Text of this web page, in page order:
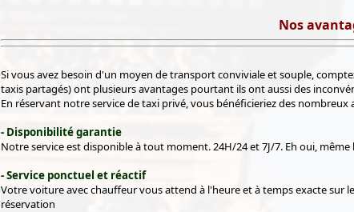
Nos
Si vous avez besoin d'un moyen de transport conviviale et souple,
taxis partagés) ont plusieurs avantages pourtant ils ont aussi des
En réservant notre service de taxi privé, vous bénéficieriez des nombreux
- Disponibilité garantie
Notre service est disponible à tout moment. 24H/24 et 7J/7. Eh oui, même
- Service ponctuel et réactif
Votre voiture avec chauffeur vous attend à l'heure et à temps exacte sur
réservation